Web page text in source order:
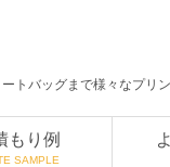
トバッグまで様々なプリ
もり例
SAMPLE